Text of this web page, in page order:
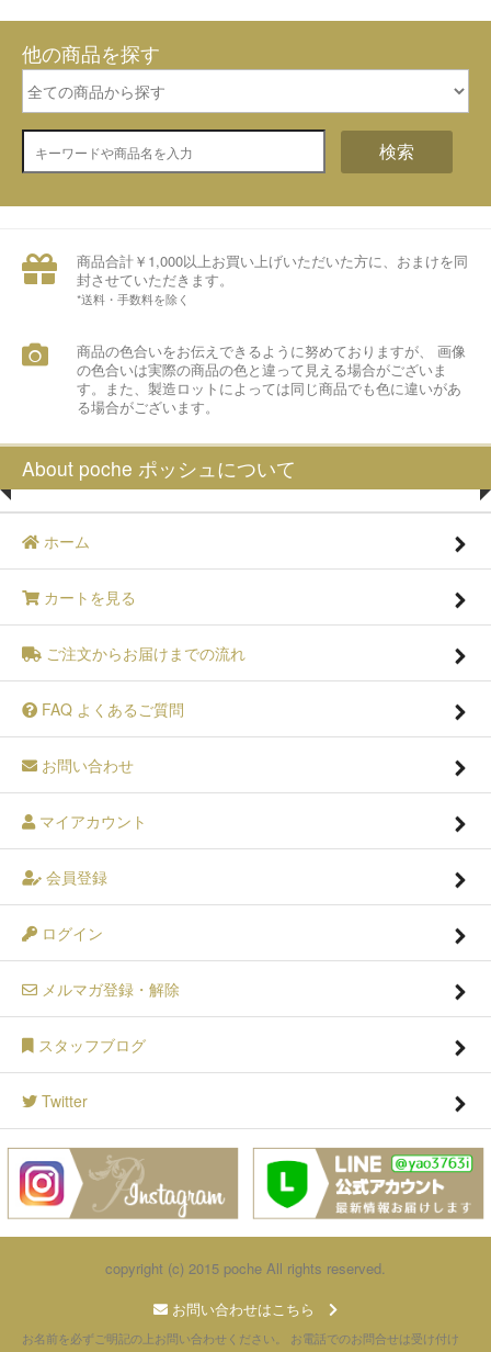
他の商品を探す
検索
商品合計￥1,000以上お買い上げいただいた方に、おまけを同
封させていただきます。
*送料・手数料を除く
商品の色合いをお伝えできるように努めておりますが、 画像
の色合いは実際の商品の色と違って見える場合がございま
す。また、製造ロットによっては同じ商品でも色に違いがあ
る場合がございます。
About poche ポッシュについて
ホーム
カートを見る
ご注文からお届けまでの流れ
FAQ よくあるご質問
お問い合わせ
マイアカウント
会員登録
ログイン
メルマガ登録・解除
スタッフブログ
Twitter
copyright (c) 2015 poche All rights reserved.
お問い合わせはこちら
お名前を必ずご明記の上お問い合わせください。 お電話でのお問合せは受け付け